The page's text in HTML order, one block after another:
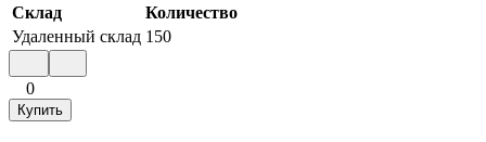
Склад
Количество
Удаленный склад 150
0
Купить